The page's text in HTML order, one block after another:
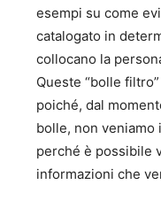
esempi su come
catalogato in
collocano la
Queste “bolle
poiché, dal
bolle, non veniamo
perché è possibile
informazioni che